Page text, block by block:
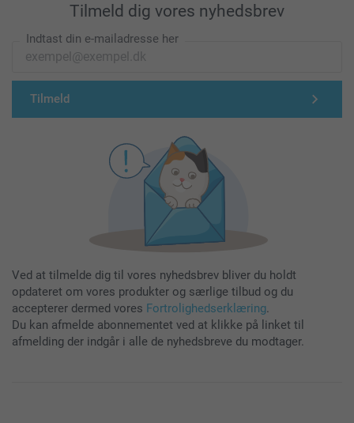
Tilmeld dig vores nyhedsbrev
Indtast din e-mailadresse her
Tilmeld
Ved at tilmelde dig til vores nyhedsbrev bliver du holdt
opdateret om vores produkter og særlige tilbud og du
accepterer dermed vores Fortrolighedserklæring.
Du kan afmelde abonnementet ved at klikke på linket til
afmelding der indgår i alle de nyhedsbreve du modtager.